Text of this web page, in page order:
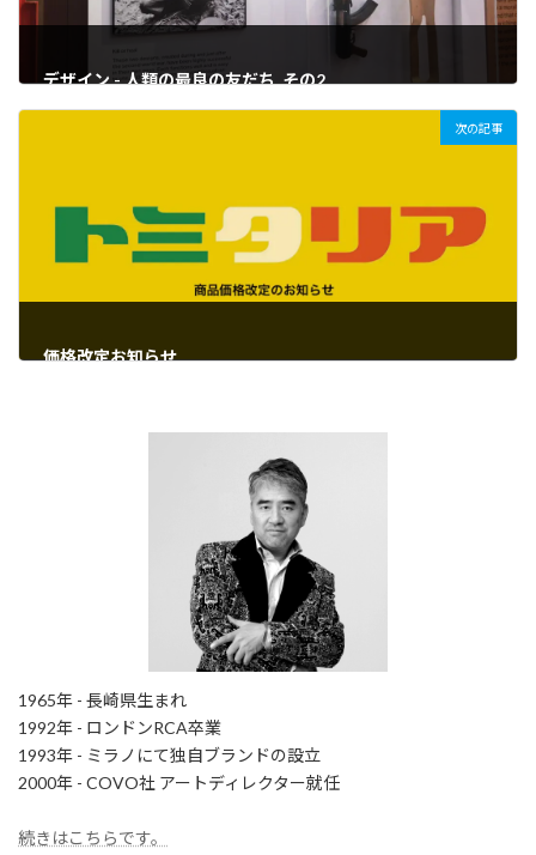
デザイン - 人類の最良の友だち_その2
次の記事
価格改定お知らせ
1965年 - 長崎県生まれ
1992年 - ロンドンRCA卒業
1993年 - ミラノにて独自ブランドの設立
2000年 - COVO社 アートディレクター就任
続きはこちらです。